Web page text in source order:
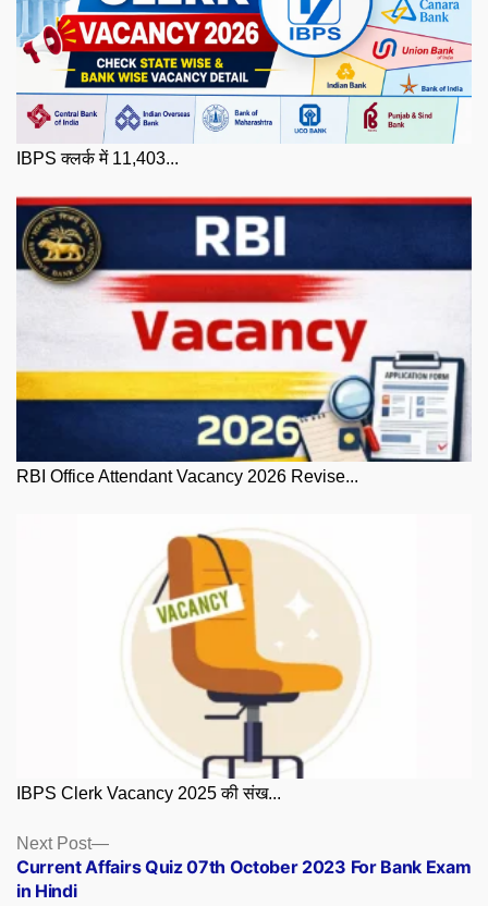
IBPS क्लर्क में 11,403...
RBI Office Attendant Vacancy 2026 Revise...
IBPS Clerk Vacancy 2025 की संख...
Posts
navigation
Next Post
Next
post:
Current Affairs Quiz 07th October 2023 For Bank Exam
in Hindi